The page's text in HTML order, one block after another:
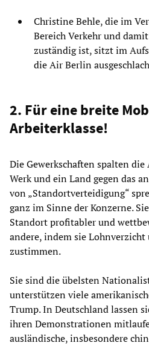
Christine Behle, die im
Bereich Verkehr und
zuständig ist, sitzt im
die Air Berlin
2. Für eine breite
Arbeiterklasse!
Die Gewerkschaften spalten
Werk und ein Land gegen das
von „Standortverteidigung“
ganz im Sinne der Konzerne.
Standort profitabler und
andere, indem sie Lohnverzicht
zustimmen.
Sie sind die übelsten
unterstützen viele
Trump. In Deutschland lassen
ihren Demonstrationen
ausländische, insbesondere